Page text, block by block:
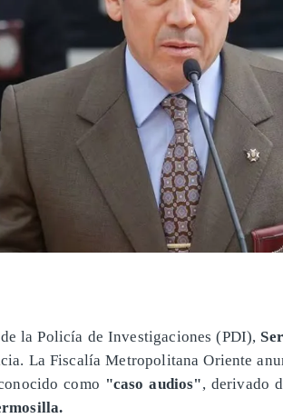
la Policía de Investigaciones (PDI),
La Fiscalía Metropolitana Oriente
como "caso audios", derivado